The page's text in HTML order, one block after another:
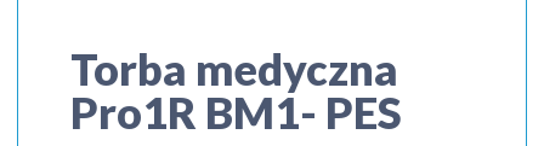
Torba medyczna
Pro1R BM1- PES